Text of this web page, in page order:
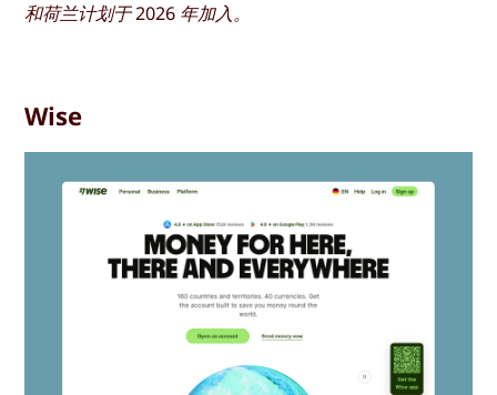
和荷兰计划于 2026 年加入。
Wise